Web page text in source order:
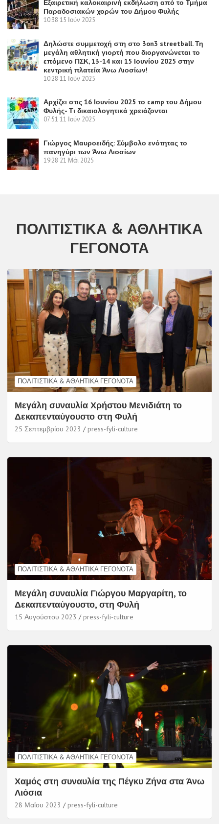
Εξαιρετική καλοκαιρινή εκδήλωση από το Τμήμα
Παραδοσιακών χορών του Δήμου Φυλής
10:38 15 Ιούν 2025
Δηλώστε συμμετοχή στη στο 3on3 streetball. Τη
μεγάλη αθλητική γιορτή που διοργανώνεται το
επόμενο ΠΣΚ, 13-14 και 15 Ιουνίου 2025 στην
κεντρική πλατεία Άνω Λιοσίων!
10:28 11 Ιούν 2025
Αρχίζει στις 16 Ιουνίου 2025 το camp του Δήμου
Φυλής- Τι δικαιολογητικά χρειάζονται
07:51 11 Ιούν 2025
Γιώργος Μαυροειδής: Σύμβολο ενότητας το
πανηγύρι των Άνω Λιοσίων
19:28 21 Μάι 2025
ΠΟΛΙΤΙΣΤΙΚΆ & ΑΘΛΗΤΙΚΆ
ΓΕΓΟΝΌΤΑ
ΠΟΛΙΤΙΣΤΙΚΆ & ΑΘΛΗΤΙΚΆ ΓΕΓΟΝΌΤΑ
Μεγάλη συναυλία Χρήστου Μενιδιάτη το
Δεκαπενταύγουστο στη Φυλή
25 Σεπτεμβρίου 2023 press-fyli-culture
ΠΟΛΙΤΙΣΤΙΚΆ & ΑΘΛΗΤΙΚΆ ΓΕΓΟΝΌΤΑ
Μεγάλη συναυλία Γιώργου Μαργαρίτη, το
Δεκαπενταύγουστο, στη Φυλή
15 Αυγούστου 2023 press-fyli-culture
ΠΟΛΙΤΙΣΤΙΚΆ & ΑΘΛΗΤΙΚΆ ΓΕΓΟΝΌΤΑ
Χαμός στη συναυλία της Πέγκυ Ζήνα στα Άνω
Λιόσια
28 Μαΐου 2023 press-fyli-culture